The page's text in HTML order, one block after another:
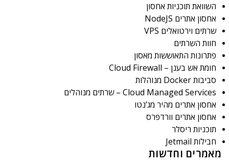
השוואת תוכניות אחסון
אחסון אתרים NodeJS
שרתים וירטואלים VPS
חוות השרתים
פתרונות התאוששות מאסון
חומת אש בענן – Cloud Firewall
סביבות Docker מנוהלות
Cloud Managed Services – שרתים מנוהלים
אחסון אתרים מהיר מג’נטו
אחסון אתרים וורדפרס
תוכניות ריסלר
חבילות Jetmail
מאמרים וחדשות